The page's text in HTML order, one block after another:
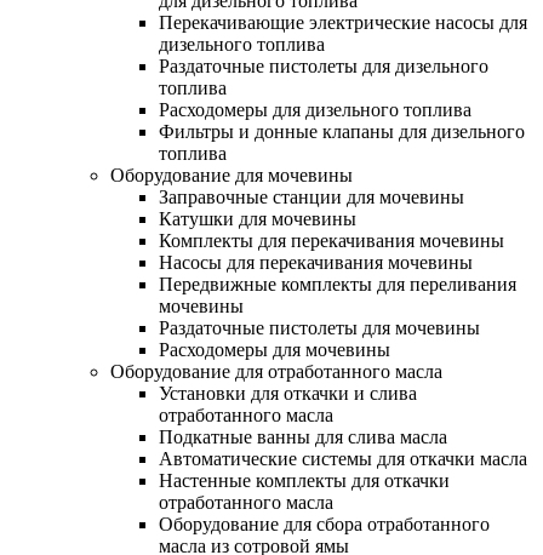
Перекачивающие электрические насосы для
дизельного топлива
Раздаточные пистолеты для дизельного
топлива
Расходомеры для дизельного топлива
Фильтры и донные клапаны для дизельного
топлива
Оборудование для мочевины
Заправочные станции для мочевины
Катушки для мочевины
Комплекты для перекачивания мочевины
Насосы для перекачивания мочевины
Передвижные комплекты для переливания
мочевины
Раздаточные пистолеты для мочевины
Расходомеры для мочевины
Оборудование для отработанного масла
Установки для откачки и слива
отработанного масла
Подкатные ванны для слива масла
Автоматические системы для откачки масла
Настенные комплекты для откачки
отработанного масла
Оборудование для сбора отработанного
масла из сотровой ямы